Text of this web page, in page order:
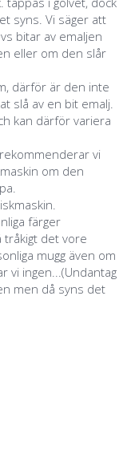
syns. Vi säger att
bitar av emaljen
eller om den slår
därför är den inte
slå av en bit emalj.
kan därför variera
vi
om den
färger
tråkigt det vore
mugg även om
vi ingen...(Undantag
men då syns det